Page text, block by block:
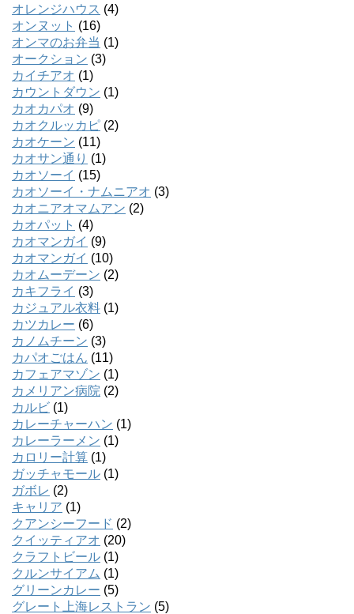
オレンジハウス (4)
オンヌット (16)
オンマのお弁当 (1)
オークション (3)
カイチアオ (1)
カウントダウン (1)
カオカパオ (9)
カオクルッカピ (2)
カオケーン (11)
カオサン通り (1)
カオソーイ (15)
カオソーイ・ナムニアオ (3)
カオニアオマムアン (2)
カオパット (4)
カオマンガイ (9)
カオマンガイ (10)
カオムーデーン (2)
カキフライ (3)
カジュアル衣料 (1)
カツカレー (6)
カノムチーン (3)
カパオごはん (11)
カフェアマゾン (1)
カメリアン病院 (2)
カルビ (1)
カレーチャーハン (1)
カレーラーメン (1)
カロリー計算 (1)
ガッチャモール (1)
ガボレ (2)
キャリア (1)
クアンシーフード (2)
クイッティアオ (20)
クラフトビール (1)
クルンサイアム (1)
グリーンカレー (5)
グレート上海レストラン (5)